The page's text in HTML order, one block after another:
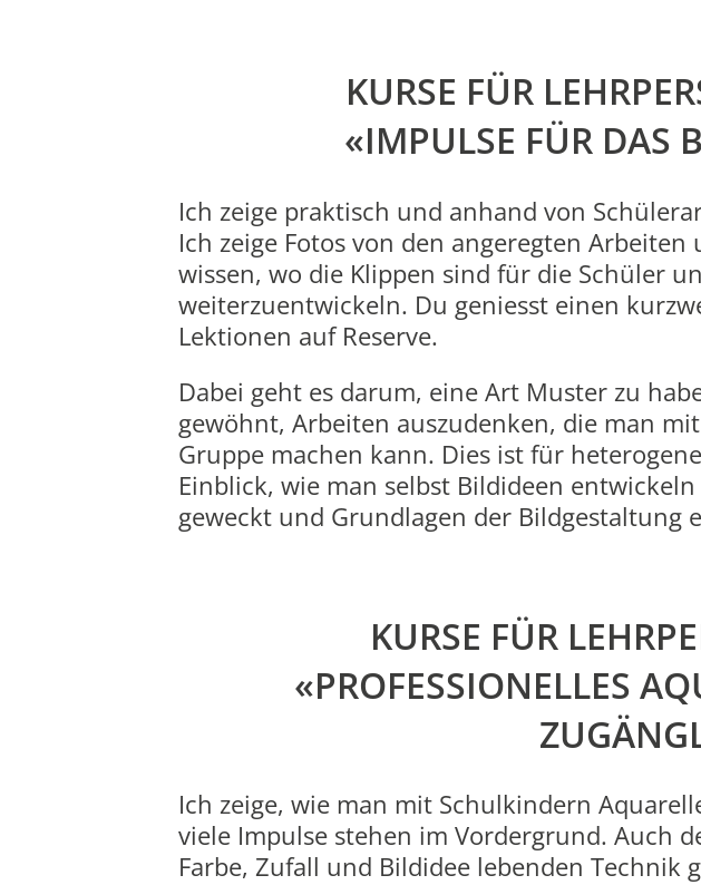
KURSE FÜR
«IMPULSE FÜR DAS
Ich zeige praktisch und anhand von
Ich zeige Fotos von den angeregten
wissen, wo die Klippen sind für die Schüler
weiterzuentwickeln. Du geniesst einen
Lektionen auf Reserve.
Dabei geht es darum, eine Art Muster zu
gewöhnt, Arbeiten auszudenken, die man
Gruppe machen kann. Dies ist für
Einblick, wie man selbst Bildideen
geweckt und Grundlagen der Bildgestaltung
KURSE FÜR
«PROFESSIONELLES
Ich zeige, wie man mit Schulkindern
viele Impulse stehen im Vordergrund. Auch
Farbe, Zufall und Bildidee lebenden Technik